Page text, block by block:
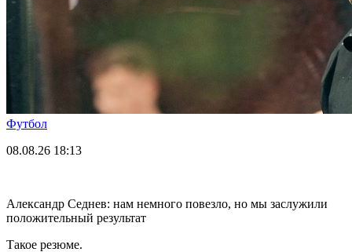
Футбол
08.08.26 18:13
Александр Седнев: нам немного повезло, но мы заслужили
положительный результат
Такое резюме.